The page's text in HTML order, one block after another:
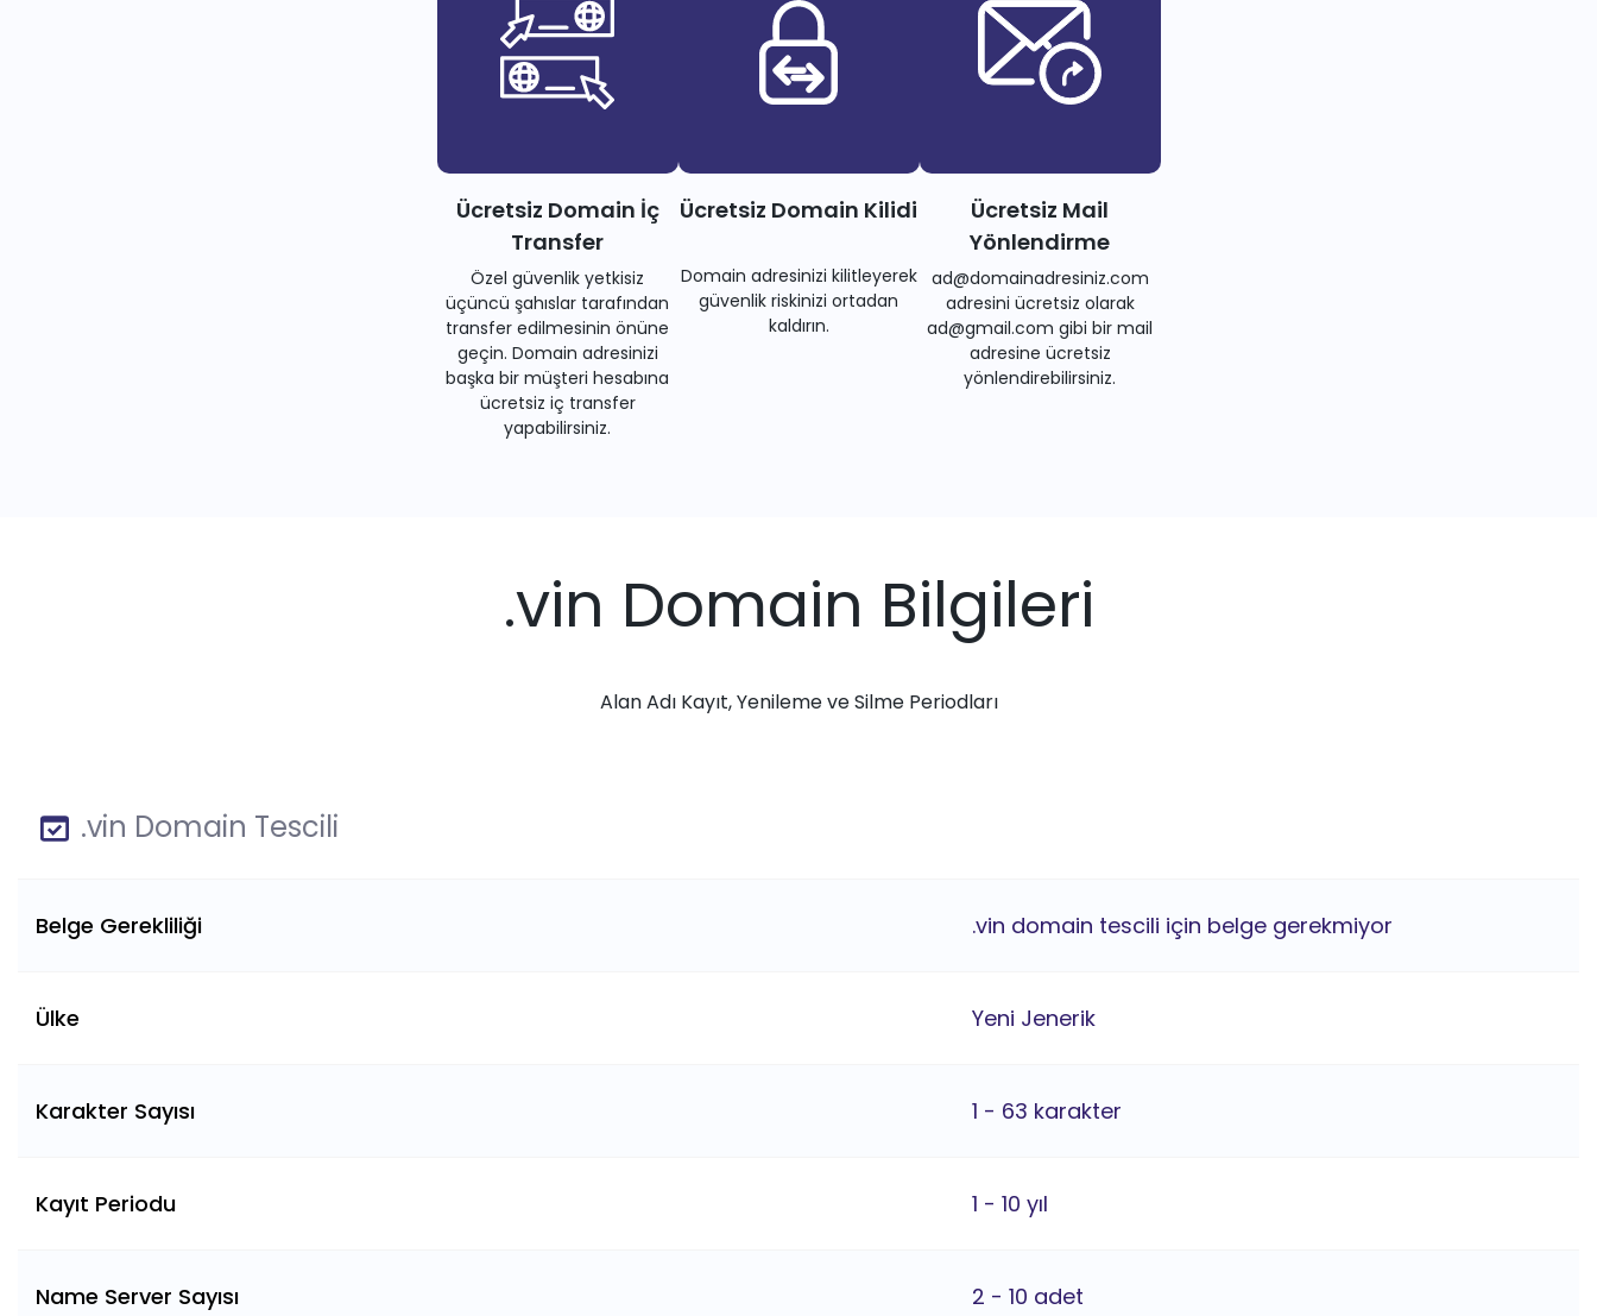
Ücretsiz Domain İç
Transfer
Özel güvenlik yetkisiz
üçüncü şahıslar tarafından
transfer edilmesinin önüne
geçin. Domain adresinizi
başka bir müşteri hesabına
ücretsiz iç transfer
yapabilirsiniz.
Ücretsiz Domain Kilidi
Domain adresinizi kilitleyerek
güvenlik riskinizi ortadan
kaldırın.
Ücretsiz Mail
Yönlendirme
ad@domainadresiniz.com
adresini ücretsiz olarak
ad@gmail.com gibi bir mail
adresine ücretsiz
yönlendirebilirsiniz.
.vin Domain Bilgileri
Alan Adı Kayıt, Yenileme ve Silme Periodları
.vin Domain Tescili
Belge Gerekliliği .vin domain tescili için belge gerekmiyor
Ülke Yeni Jenerik
Karakter Sayısı 1 - 63 karakter
Kayıt Periodu 1 - 10 yıl
Name Server Sayısı 2 - 10 adet